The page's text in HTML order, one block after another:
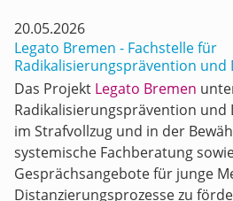
20.05.2026
Legato Bremen - Fachstelle für
Radikalisierungsprävention
Das Projekt Legato Bremen
Radikalisierungsprävention
im Strafvollzug und in der
systemische Fachberatung
Gesprächsangebote für junge
Distanzierungsprozesse zu